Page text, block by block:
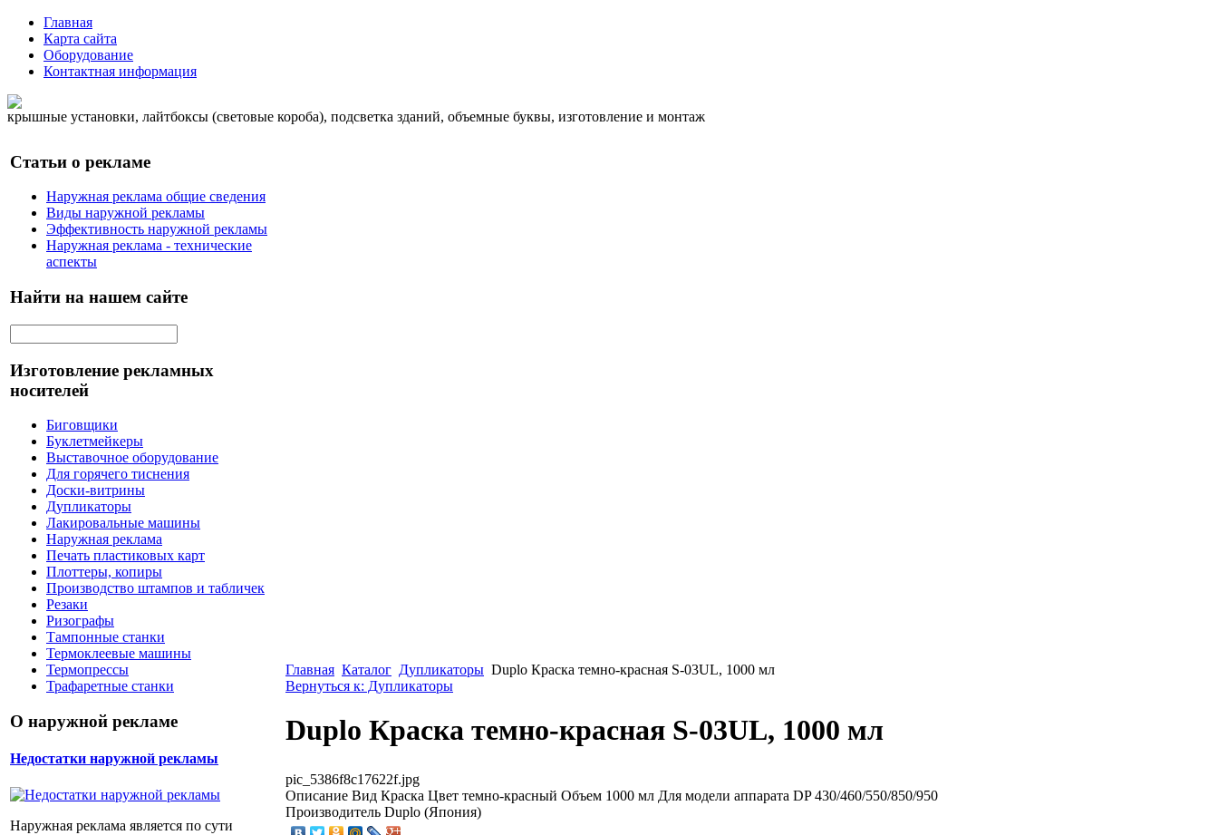
Главная
Карта сайта
Оборудование
Контактная информация
крышные установки, лайтбоксы (световые короба), подсветка зданий, объемные буквы, изготовление и монтаж
Статьи о рекламе
Наружная реклама общие сведения
Виды наружной рекламы
Эффективность наружной рекламы
Наружная реклама - технические
аспекты
Найти на нашем сайте
Изготовление рекламных
носителей
Биговщики
Буклетмейкеры
Выставочное оборудование
Для горячего тиснения
Доски-витрины
Дупликаторы
Лакировальные машины
Наружная реклама
Печать пластиковых карт
Плоттеры, копиры
Производство штампов и табличек
Резаки
Ризографы
Тампонные станки
Термоклеевые машины
Термопрессы
Трафаретные станки
О наружной рекламе
Недостатки наружной рекламы
Наружная реклама является по сути
Главная Каталог Дупликаторы Duplo Краска темно-красная S-03UL, 1000 мл
Вернуться к: Дупликаторы
Duplo Краска темно-красная S-03UL, 1000 мл
pic_5386f8c17622f.jpg
Описание Вид Краска Цвет темно-красный Объем 1000 мл Для модели аппарата DP 430/460/550/850/950
Производитель Duplo (Япония)